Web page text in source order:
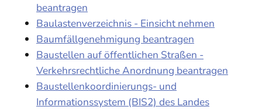
beantragen
Baulastenverzeichnis - Einsicht nehmen
Baumfällgenehmigung beantragen
Baustellen auf öffentlichen Straßen -
Verkehrsrechtliche Anordnung beantragen
Baustellenkoordinierungs- und
Informationssystem (BIS2) des Landes